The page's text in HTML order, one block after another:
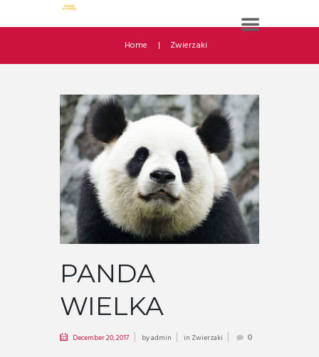
Home Zwierzaki
PANDA
WIELKA
December 20, 2017 byadmin in Zwierzaki 0